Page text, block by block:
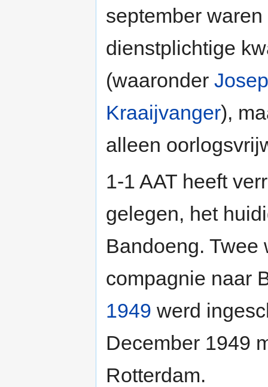
september
dienstplichtige
(waaronder
Kraaijvanger),
alleen
1-1 AAT heeft
gelegen, het
Bandoeng. Twee
compagnie naar
1949 werd
December 1949
Rotterdam.